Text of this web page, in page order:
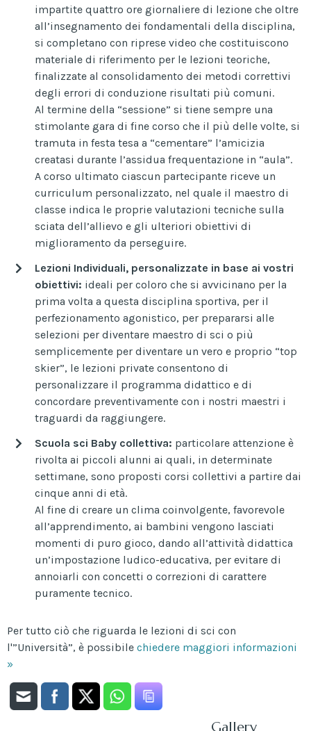
impartite quattro ore giornaliere di lezione che oltre
all’insegnamento dei fondamentali della disciplina,
si completano con riprese video che costituiscono
materiale di riferimento per le lezioni teoriche,
finalizzate al consolidamento dei metodi correttivi
degli errori di conduzione risultati più comuni.
Al termine della “sessione” si tiene sempre una
stimolante gara di fine corso che il più delle volte, si
tramuta in festa tesa a “cementare” l’amicizia
creatasi durante l’assidua frequentazione in “aula”.
A corso ultimato ciascun partecipante riceve un
curriculum personalizzato, nel quale il maestro di
classe indica le proprie valutazioni tecniche sulla
sciata dell’allievo e gli ulteriori obiettivi di
miglioramento da perseguire.
Lezioni Individuali, personalizzate in base ai vostri
obiettivi: ideali per coloro che si avvicinano per la
prima volta a questa disciplina sportiva, per il
perfezionamento agonistico, per prepararsi alle
selezioni per diventare maestro di sci o più
semplicemente per diventare un vero e proprio “top
skier”, le lezioni private consentono di
personalizzare il programma didattico e di
concordare preventivamente con i nostri maestri i
traguardi da raggiungere.
Scuola sci Baby collettiva: particolare attenzione è
rivolta ai piccoli alunni ai quali, in determinate
settimane, sono proposti corsi collettivi a partire dai
cinque anni di età.
Al fine di creare un clima coinvolgente, favorevole
all’apprendimento, ai bambini vengono lasciati
momenti di puro gioco, dando all’attività didattica
un’impostazione ludico-educativa, per evitare di
annoiarli con concetti o correzioni di carattere
puramente tecnico.
Per tutto ciò che riguarda le lezioni di sci con
l'”Università”, è possibile chiedere maggiori informazioni
»
Gallery